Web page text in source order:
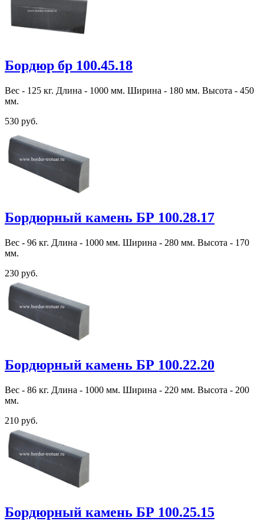
Бордюр бр 100.45.18
Вес - 125 кг. Длина - 1000 мм. Ширина - 180 мм. Высота - 450
мм.
530 руб.
Бордюрный камень БР 100.28.17
Вес - 96 кг. Длина - 1000 мм. Ширина - 280 мм. Высота - 170
мм.
230 руб.
Бордюрный камень БР 100.22.20
Вес - 86 кг. Длина - 1000 мм. Ширина - 220 мм. Высота - 200
мм.
210 руб.
Бордюрный камень БР 100.25.15